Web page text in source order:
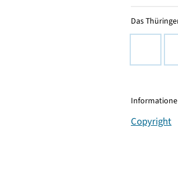
Das
Copyright